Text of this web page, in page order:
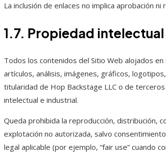
La inclusión de enlaces no implica aprobación
1.7. Propiedad
Todos los contenidos del Sitio Web alojados
artículos, análisis, imágenes, gráficos,
titularidad de Hop Backstage LLC o de
intelectual e industrial.
Queda prohibida la reproducción, distribución,
explotación no autorizada, salvo
legal aplicable (por ejemplo, “fair use” cuando